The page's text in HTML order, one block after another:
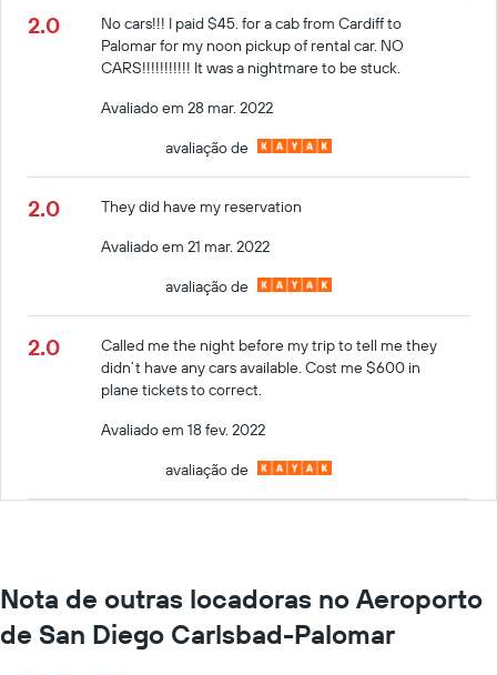
2.0
No cars!!! I paid $45. for a cab from Cardiff to
Palomar for my noon pickup of rental car. NO
CARS!!!!!!!!!!! It was a nightmare to be stuck.
Avaliado em 28 mar. 2022
avaliação de
2.0
They did have my reservation
Avaliado em 21 mar. 2022
avaliação de
2.0
Called me the night before my trip to tell me they
didn’t have any cars available. Cost me $600 in
plane tickets to correct.
Avaliado em 18 fev. 2022
avaliação de
Nota de outras locadoras no Aeroporto
de San Diego Carlsbad-Palomar